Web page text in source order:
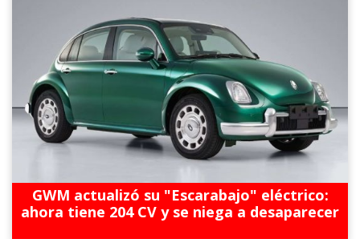
GWM actualizó su "Escarabajo" eléctrico:
ahora tiene 204 CV y se niega a desaparecer